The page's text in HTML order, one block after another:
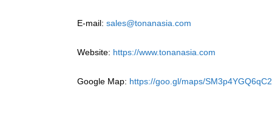
E-mail: sales@tonanasia.com
Website: https://www.tonanasia.com
Google Map: https://goo.gl/maps/SM3p4YGQ6qC2